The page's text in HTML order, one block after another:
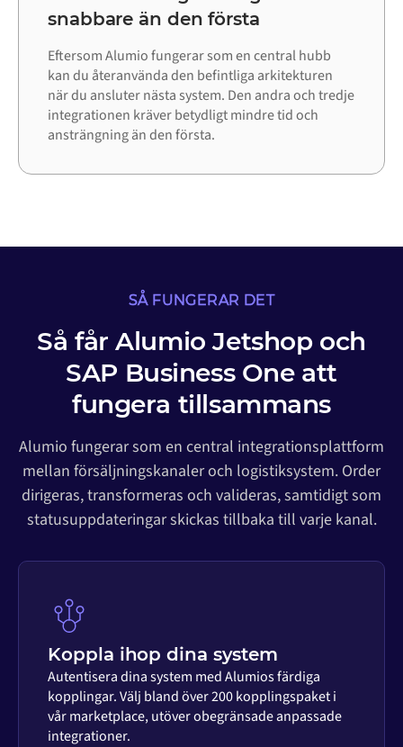
snabbare än den första
Eftersom Alumio fungerar som en central hubb
kan du återanvända den befintliga arkitekturen
när du ansluter nästa system. Den andra och tredje
integrationen kräver betydligt mindre tid och
ansträngning än den första.
SÅ FUNGERAR DET
Så får Alumio Jetshop och
SAP Business One att
fungera tillsammans
Alumio fungerar som en central integrationsplattform
mellan försäljningskanaler och logistiksystem. Order
dirigeras, transformeras och valideras, samtidigt som
statusuppdateringar skickas tillbaka till varje kanal.
Koppla ihop dina system
Autentisera dina system med Alumios färdiga
kopplingar. Välj bland över 200 kopplingspaket i
vår marketplace, utöver obegränsade anpassade
integrationer.